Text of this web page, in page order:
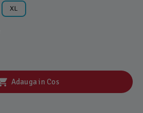
XL
Adauga in Cos